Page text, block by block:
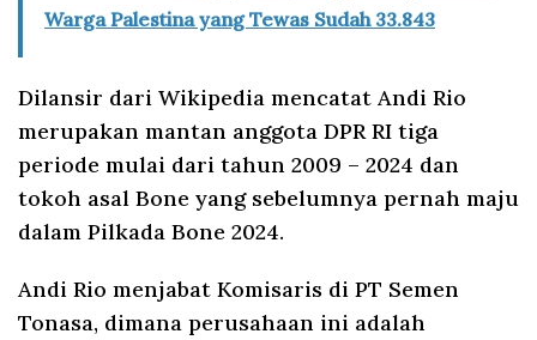
Warga Palestina yang Tewas Sudah 33.843
Dilansir dari Wikipedia mencatat Andi Rio
merupakan mantan anggota DPR RI tiga
periode mulai dari tahun 2009 – 2024 dan
tokoh asal Bone yang sebelumnya pernah maju
dalam Pilkada Bone 2024.
Andi Rio menjabat Komisaris di PT Semen
Tonasa, dimana perusahaan ini adalah